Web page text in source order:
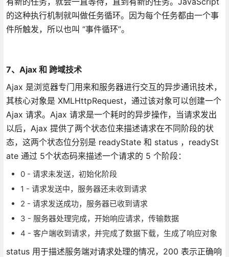
的这种执行机制就叫做任务循环。因为每个任务都由一个事
件所触发，所以也叫 “事件循环”。
7、Ajax 和 跨域技术
Ajax 是浏览器专门用来和服务器进行交互的异步通讯技术，
其核心对象是 XMLHttpRequest，通过该对象可以创建一个
Ajax 请求。Ajax 请求是一个耗时的异步操作，当请求发出
以后，Ajax 提供了两个状态位来描述请求在不同阶段的状
态，这两个状态位分别是 readyState 和 status ，readySt
ate 通过 5个状态码来描述一个请求的 5 个阶段：
0 - 请求未发送，初始化阶段
1 - 请求发送中，服务器还未收到请求
2 - 请求发送成功，服务器已收到请求
3 - 服务器处理完成，开始响应请求，传输数据
4 - 客户端收到请求，并完成了数据下载，生成了响应对象
status 用于描述服务端对请求处理的情况，200 表示正确响